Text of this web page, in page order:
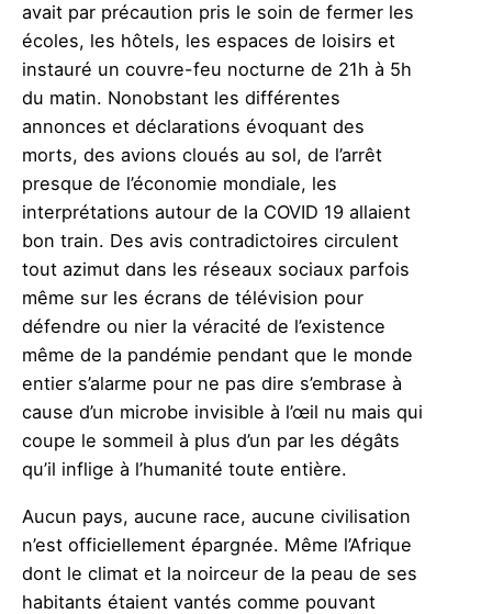
avait par précaution pris le soin de fermer les
écoles, les hôtels, les espaces de loisirs et
instauré un couvre-feu nocturne de 21h à 5h
du matin. Nonobstant les différentes
annonces et déclarations évoquant des
morts, des avions cloués au sol, de l’arrêt
presque de l’économie mondiale, les
interprétations autour de la COVID 19 allaient
bon train. Des avis contradictoires circulent
tout azimut dans les réseaux sociaux parfois
même sur les écrans de télévision pour
défendre ou nier la véracité de l’existence
même de la pandémie pendant que le monde
entier s’alarme pour ne pas dire s’embrase à
cause d’un microbe invisible à l’œil nu mais qui
coupe le sommeil à plus d’un par les dégâts
qu’il inflige à l’humanité toute entière.
Aucun pays, aucune race, aucune civilisation
n’est officiellement épargnée. Même l’Afrique
dont le climat et la noirceur de la peau de ses
habitants étaient vantés comme pouvant